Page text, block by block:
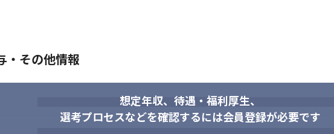
・その他情報
想定年収、待遇・福利厚生、
選考プロセスなどを確認するには会員登録が必要です